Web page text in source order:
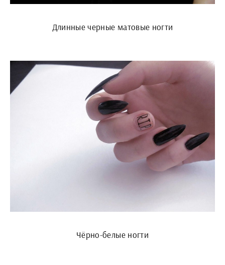
Длинные черные матовые ногти
Чёрно-белые ногти